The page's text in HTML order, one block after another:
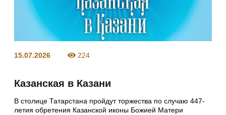
15.07.2026 224
Казанская в Казани
В столице Татарстана пройдут торжества по случаю 447-
летия обретения Казанской иконы Божией Матери